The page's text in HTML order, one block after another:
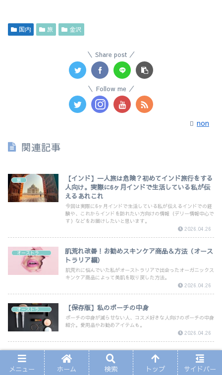
国内 旅 金沢
Share post
Follow me
non
関連記事
旅
【インド】一人旅は危険？初めてインド旅行をする
人向け。実際に6ヶ月インドで生活している私が伝
えるあれこれ
今回は実際に6ヶ月インドで生活している私が伝えるインドでの経
験や、これからインドを訪れたい方向けの情報（デリー情報中心で
す）などをお届けしたいと思います。
2026.04.26
オーストラリア
肌荒れ改善！お勧めスキンケア商品＆方法（オース
トラリア編）
肌荒れに悩んでいた私がオーストラリアで出会ったオーガニックス
キンケア商品によって美肌を取り戻した方法。
2026.04.26
オーストラリア 【保存版】私のポーチの中身
ポーチの中身が減らせない人、コスメ好きな人向けのポーチの中身
紹介。愛用品やお勧めアイテムも。
2026.04.26
【ワーホリ向け】オーストラリアについてからすぐ
にやる事リスト
メニュー ホーム 検索 トップ サイドバー